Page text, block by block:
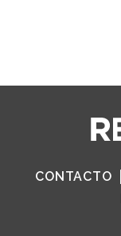
CONTACTO